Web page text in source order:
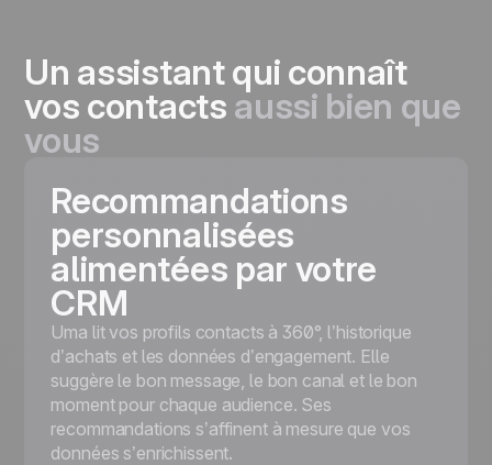
Un assistant qui connaît
vos contacts aussi bien que
vous
Recommandations
personnalisées
alimentées par votre
CRM
Uma lit vos profils contacts à 360°, l’historique
d’achats et les données d’engagement. Elle
suggère le bon message, le bon canal et le bon
moment pour chaque audience. Ses
recommandations s’affinent à mesure que vos
données s’enrichissent.